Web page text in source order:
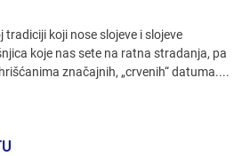
koji nose slojeve i slojeve
koje nas sete na ratna stradanja, pa
značajnih, „crvenih“ datuma....